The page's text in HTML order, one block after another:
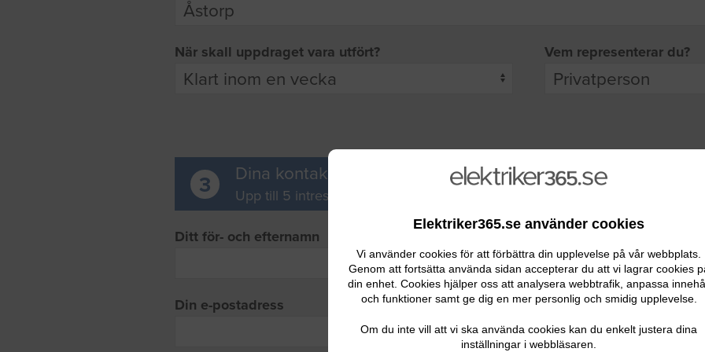
Elektriker365.se använder cookies
Vi använder cookies för att förbättra din upplevelse på vår webbplats.
Genom att fortsätta använda sidan accepterar du att vi lagrar cookies
din enhet. Cookies hjälper oss att analysera webbtrafik, anpassa
och funktioner samt ge dig en mer personlig och smidig upplevelse.
Om du inte vill att vi ska använda cookies kan du enkelt justera dina
inställningar i webbläsaren.
När skall uppdraget vara utfört? Vem representerar du?
3 Dina kontaktuppgifter
Upp till 5 intresserade leverantörer får möjlighet att ta kontakt med dig.
Ditt för- och efternamn
Din e-postadress Ditt telefonnummer